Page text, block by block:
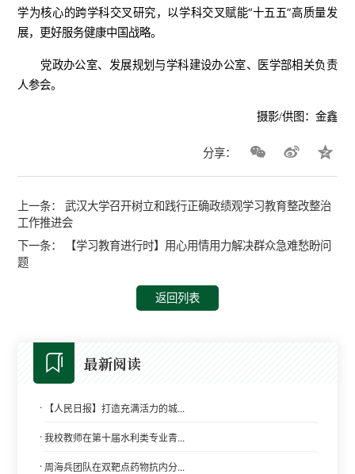
学为核心的跨学科交叉研究，以学科交叉赋能“十五五”高质量发
展，更好服务健康中国战略。
党政办公室、发展规划与学科建设办公室、医学部相关负责
人参会。
摄影/供图：金鑫
分享：
上一条：武汉大学召开树立和践行正确政绩观学习教育整改整治
工作推进会
下一条：
【学习教育进行时】用心用情用力解决群众急难愁盼问
题
返回列表
最新阅读
· 【人民日报】打造充满活力的城...
· 我校教师在第十届水利类专业青...
· 周海兵团队在双靶点药物抗内分...